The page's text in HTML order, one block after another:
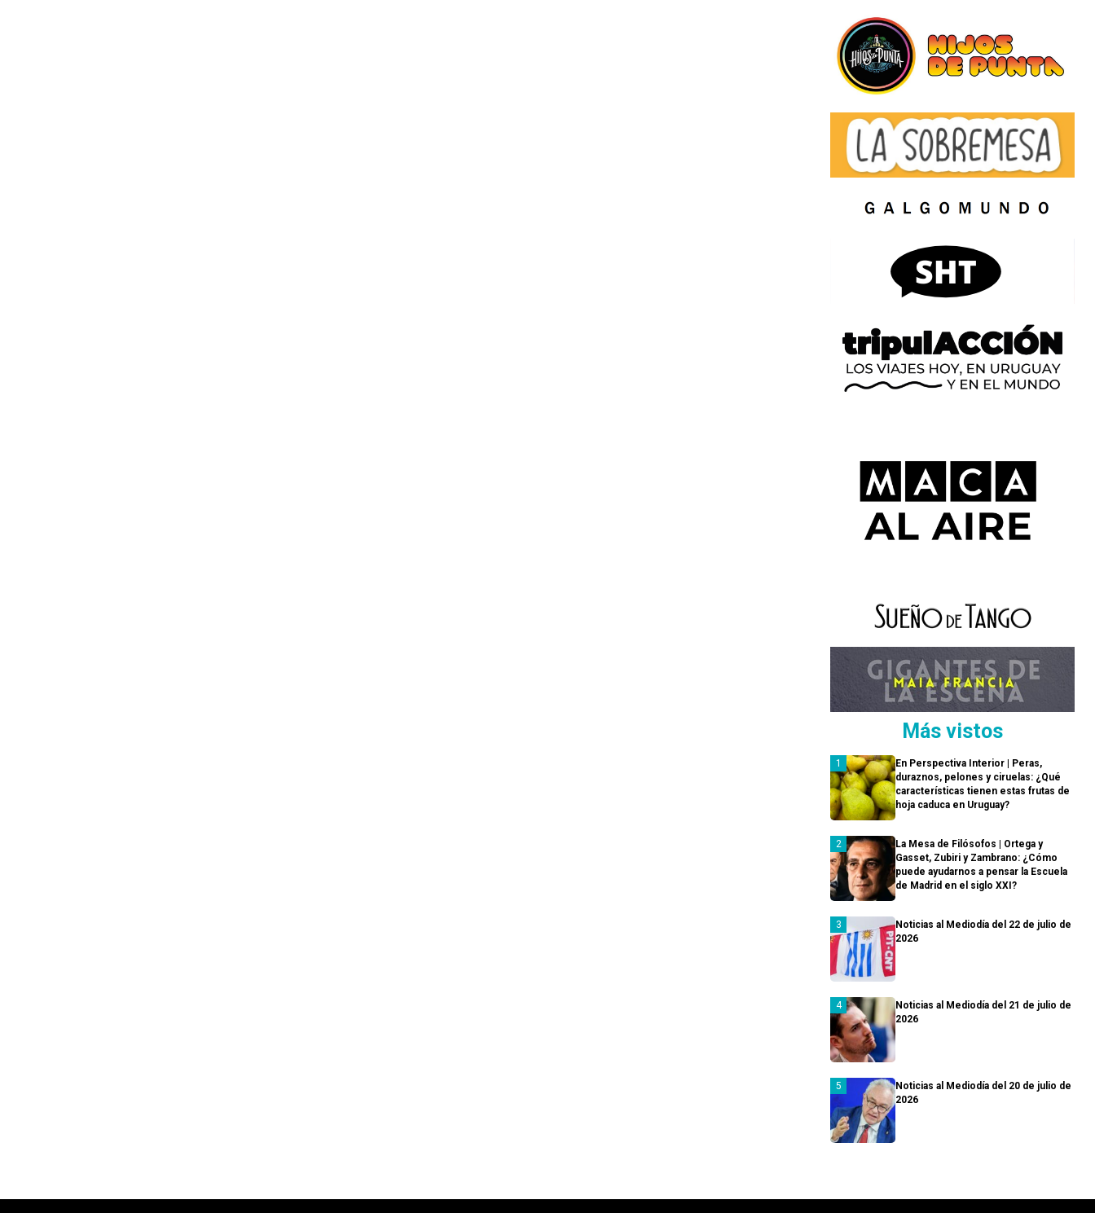
Más vistos
En Perspectiva Interior | Peras,
duraznos, pelones y ciruelas: ¿Qué
características tienen estas frutas de
hoja caduca en Uruguay?
La Mesa de Filósofos | Ortega y
Gasset, Zubiri y Zambrano: ¿Cómo
puede ayudarnos a pensar la Escuela
de Madrid en el siglo XXI?
Noticias al Mediodía del 22 de julio de
2026
Noticias al Mediodía del 21 de julio de
2026
Noticias al Mediodía del 20 de julio de
2026